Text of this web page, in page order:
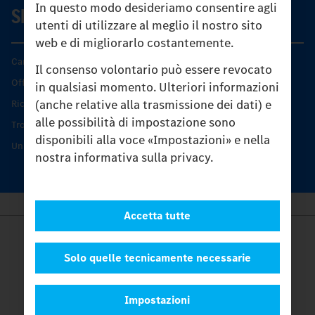
In questo modo desideriamo consentire agli
utenti di utilizzare al meglio il nostro sito
web e di migliorarlo costantemente.
Il consenso volontario può essere revocato
in qualsiasi momento. Ulteriori informazioni
(anche relative alla trasmissione dei dati) e
alle possibilità di impostazione sono
disponibili alla voce «Impostazioni» e nella
nostra informativa sulla privacy.
Impostazioni
Solo quelle tecnicamente necessarie
Accetta tutte
SERVIZIO
Caratteristiche di prodotto
Offerta di servizio Unimog
Ricambi originali
Trovare un partner
Unimog Service Days
Provider
Legal Notice
Contatto
Cookies
Protezione dati